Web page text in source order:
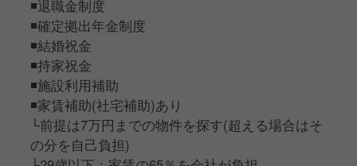
◾️退職金制度
◾️確定拠出年金制度
◾️結婚祝金
◾️持家祝金
◾️施設利用補助
◾️家賃補助(社宅補助)あり
└前提は7万円までの物件を探す(超える場合はそ
の分を自己負担)